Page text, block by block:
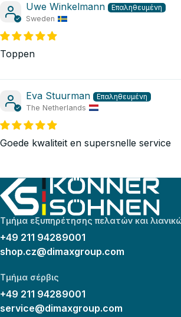
Uwe Winkelmann
Sweden
Toppen
Eva Stuurman
The Netherlands
Goede kwaliteit en supersnelle service
Τμήμα εξυπηρέτησης πελατών και
+49 211 94289001
shop.cz@dimaxgroup.com
Τμήμα σέρβις
+49 211 94289001
service@dimaxgroup.com